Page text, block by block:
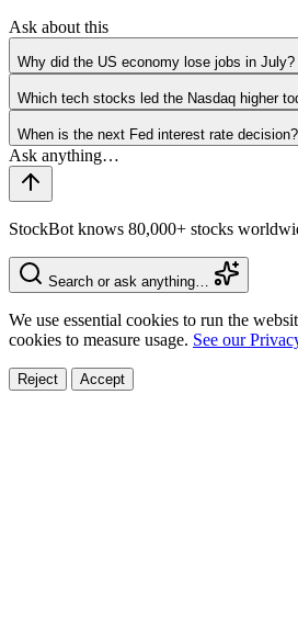
Ask about this
Why did the US economy lose jobs in July?
Which tech stocks led the Nasdaq higher
When is the next Fed interest rate decision?
StockBot knows 80,000+ stocks
Search or ask anything…
We use essential cookies to run the
cookies to measure usage. See our
Reject Accept